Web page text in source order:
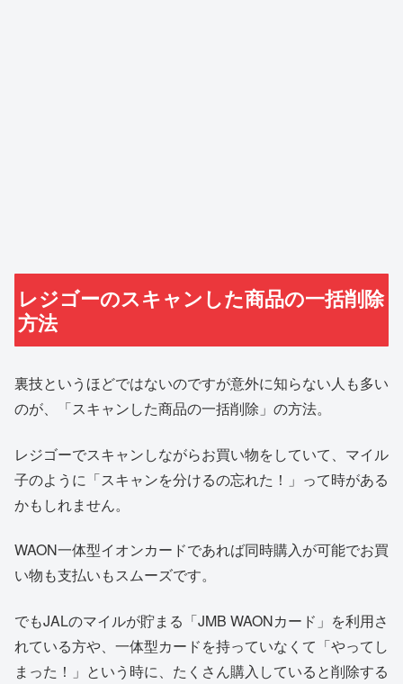
レジゴーのスキャンした商品の一括削除
方法
裏技というほどではないのですが意外に知らない人も多い
のが、「スキャンした商品の一括削除」の方法。
レジゴーでスキャンしながらお買い物をしていて、マイル
子のように「スキャンを分けるの忘れた！」って時がある
かもしれません。
WAON一体型イオンカードであれば同時購入が可能でお買
い物も支払いもスムーズです。
でもJALのマイルが貯まる「JMB WAONカード」を利用さ
れている方や、一体型カードを持っていなくて「やってし
まった！」という時に、たくさん購入していると削除する